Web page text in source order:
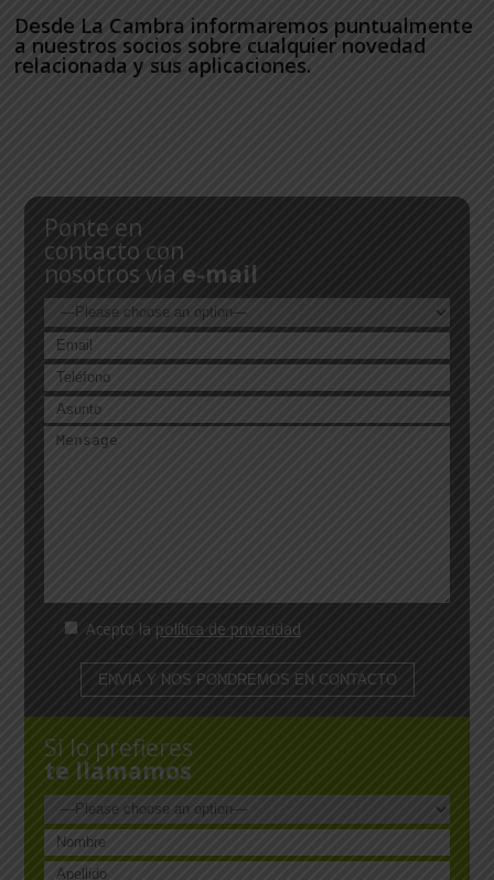
Desde La Cambra informaremos puntualmente
a nuestros socios sobre cualquier novedad
relacionada y sus aplicaciones.
Ponte en
contacto con
nosotros vía e-mail
Acepto la política de privacidad
Si lo prefieres
te llamamos